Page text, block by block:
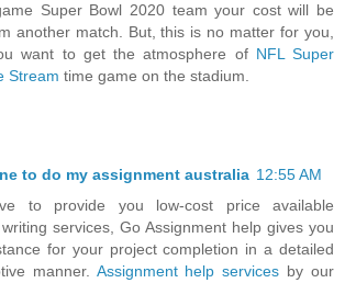
Super Bowl 2020 team your cost will be
another match. But, this is no matter for you,
want to get the atmosphere of NFL Super
Stream time game on the stadium.
to do my assignment australia 12:55 AM
to provide you low-cost price available
services, Go Assignment help gives you
for your project completion in a detailed
manner. Assignment help services by our